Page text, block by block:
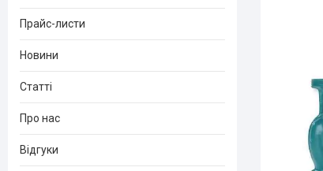
Прайс-листи
Новини
Статті
Про нас
Відгуки